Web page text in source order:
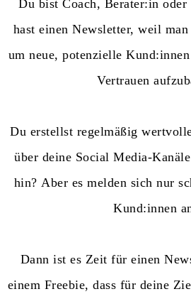
Du bist Coach, Berater:in
hast einen Newsletter, weil man
um neue, potenzielle
Vertrauen
Du erstellst regelmäßig
über deine Social Media-
hin? Aber es melden sich nur
Kund:innen
Dann ist es Zeit für einen
einem Freebie, dass für deine